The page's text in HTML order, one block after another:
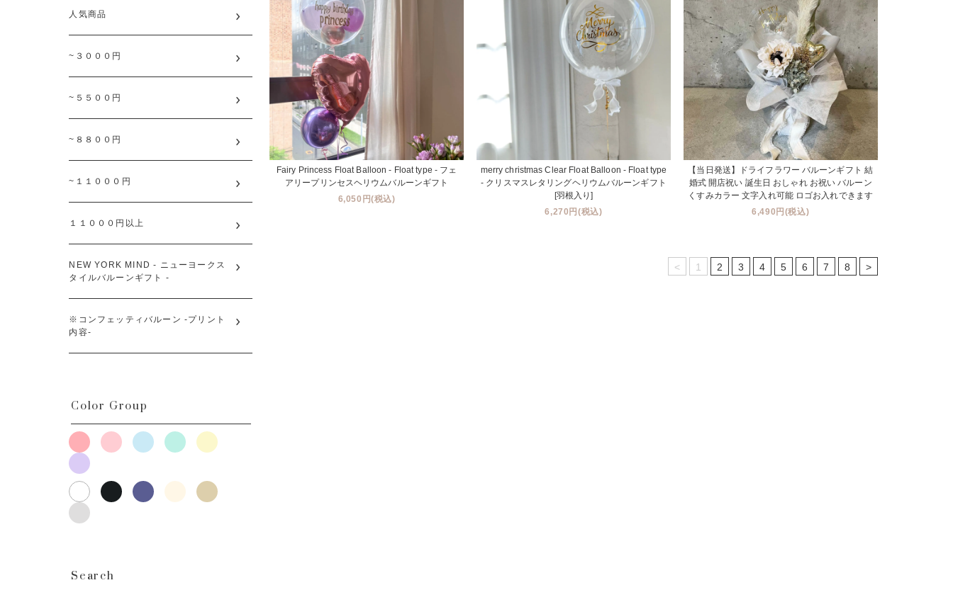
Fairy Princess Float Balloon - Float type - フェ
アリープリンセスヘリウムバルーンギフト
6,050円(税込)
merry christmas Clear Float Balloon - Float type
- クリスマスレタリングヘリウムバルーンギフト
[羽根入り]
6,270円(税込)
【当日発送】ドライフラワー バルーンギフト 結
婚式 開店祝い 誕生日 おしゃれ お祝い バルーン
くすみカラー 文字入れ可能 ロゴお入れできます
6,490円(税込)
< 1 2 3 4 5 6 7 8 >
人気商品
~３０００円
~５５００円
~８８００円
~１１０００円
１１０００円以上
NEW YORK MIND - ニューヨークス
タイルバルーンギフト -
※コンフェッティバルーン -プリント
内容-
Color Group
Search